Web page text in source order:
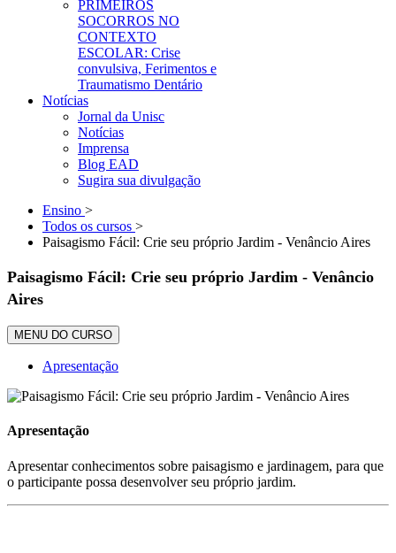
PRIMEIROS
SOCORROS NO
CONTEXTO
ESCOLAR: Crise
convulsiva, Ferimentos e
Traumatismo Dentário
Notícias
Jornal da Unisc
Notícias
Imprensa
Blog EAD
Sugira sua divulgação
Ensino >
Todos os cursos >
Paisagismo Fácil: Crie seu próprio Jardim - Venâncio Aires
Paisagismo Fácil: Crie seu próprio Jardim - Venâncio
Aires
MENU DO CURSO
Apresentação
Apresentação
Apresentar conhecimentos sobre paisagismo e jardinagem, para que
o participante possa desenvolver seu próprio jardim.